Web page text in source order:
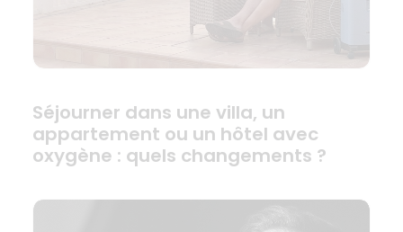
Séjourner dans une villa, un
appartement ou un hôtel avec
oxygène : quels changements ?